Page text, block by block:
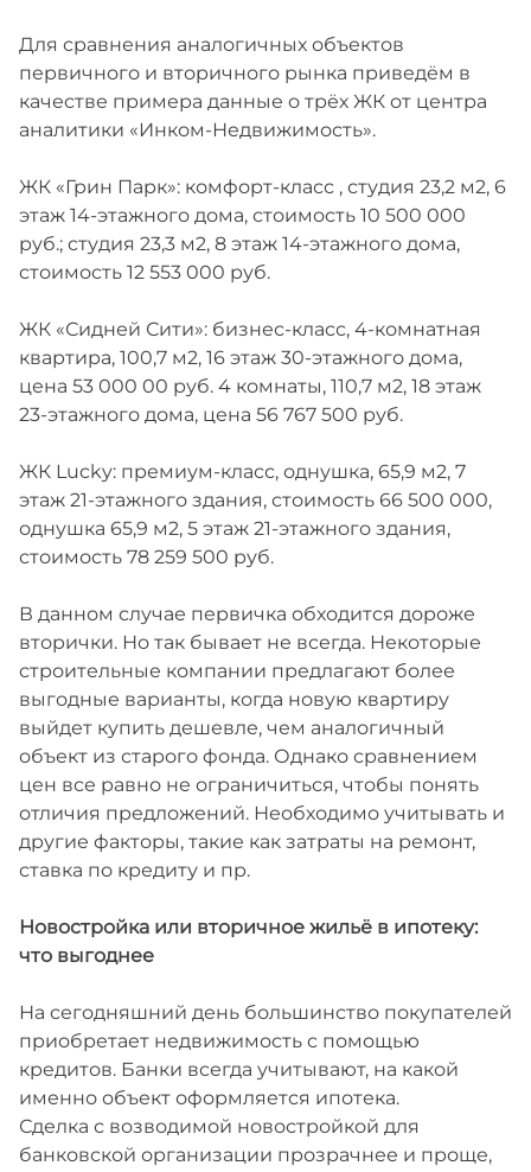
Для сравнения аналогичных объектов
первичного и вторичного рынка приведём в
качестве примера данные о трёх ЖК от центра
аналитики «Инком-Недвижимость».
ЖК «Грин Парк»: комфорт-класс , студия 23,2 м2, 6
этаж 14-этажного дома, стоимость 10 500 000
руб.; cтудия 23,3 м2, 8 этаж 14-этажного дома,
стоимость 12 553 000 руб.
ЖК «Сидней Сити»: бизнес-класс, 4-комнатная
квартира, 100,7 м2, 16 этаж 30-этажного дома,
цена 53 000 00 руб. 4 комнаты, 110,7 м2, 18 этаж
23-этажного дома, цена 56 767 500 руб.
ЖК Lucky: премиум-класс, однушка, 65,9 м2, 7
этаж 21-этажного здания, стоимость 66 500 000,
однушка 65,9 м2, 5 этаж 21-этажного здания,
стоимость 78 259 500 руб.
В данном случае первичка обходится дороже
вторички. Но так бывает не всегда. Некоторые
строительные компании предлагают более
выгодные варианты, когда новую квартиру
выйдет купить дешевле, чем аналогичный
объект из старого фонда. Однако сравнением
цен все равно не ограничиться, чтобы понять
отличия предложений. Необходимо учитывать и
другие факторы, такие как затраты на ремонт,
ставка по кредиту и пр.
Новостройка или вторичное жильё в ипотеку:
что выгоднее
На сегодняшний день большинство покупателей
приобретает недвижимость с помощью
кредитов. Банки всегда учитывают, на какой
именно объект оформляется ипотека.
Сделка с возводимой новостройкой для
банковской организации прозрачнее и проще,